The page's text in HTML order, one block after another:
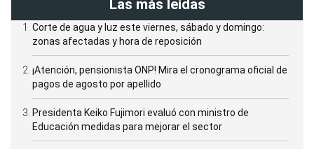
Las más leídas
Corte de agua y luz este viernes, sábado y domingo:
zonas afectadas y hora de reposición
¡Atención, pensionista ONP! Mira el cronograma oficial de
pagos de agosto por apellido
Presidenta Keiko Fujimori evaluó con ministro de
Educación medidas para mejorar el sector